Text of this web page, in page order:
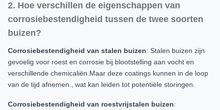
2. Hoe verschillen de eigenschappen van
corrosiebestendigheid tussen de twee soorten
buizen?
Corrosiebestendigheid van stalen buizen: Stalen buizen zijn
gevoelig voor roest en corrosie bij blootstelling aan vocht en
verschillende chemicaliën.Maar deze coatings kunnen in de loop
van de tijd afnemen., wat kan leiden tot potentiële storingen.
Corrosiebestendigheid van roestvrijstalen buizen: